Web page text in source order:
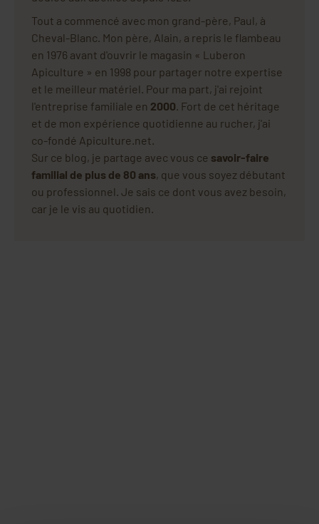
Tout a commencé avec mon grand-père, Paul, à
Cheval-Blanc. Mon père, Alain, a repris le flambeau
en 1976 avant d'ouvrir le magasin « Luberon
Apiculture » en 1998 pour partager notre expertise
et le meilleur matériel. Pour ma part, j'ai rejoint
l'entreprise familiale en 2000 . Fort de cet héritage
et de mon expérience quotidienne au rucher, j'ai
co-fondé Apiculture.net.
Sur ce blog, je partage avec vous ce savoir-faire
familial de plus de 80 ans, que vous soyez débutant
ou professionnel. Je sais ce dont vous avez besoin,
car je le vis au quotidien.